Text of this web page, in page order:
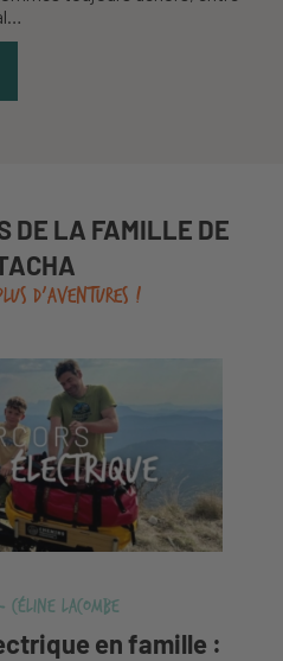
DE LA FAMILLE DE
D'AVENTURES !
Céline Lacombe
en famille :